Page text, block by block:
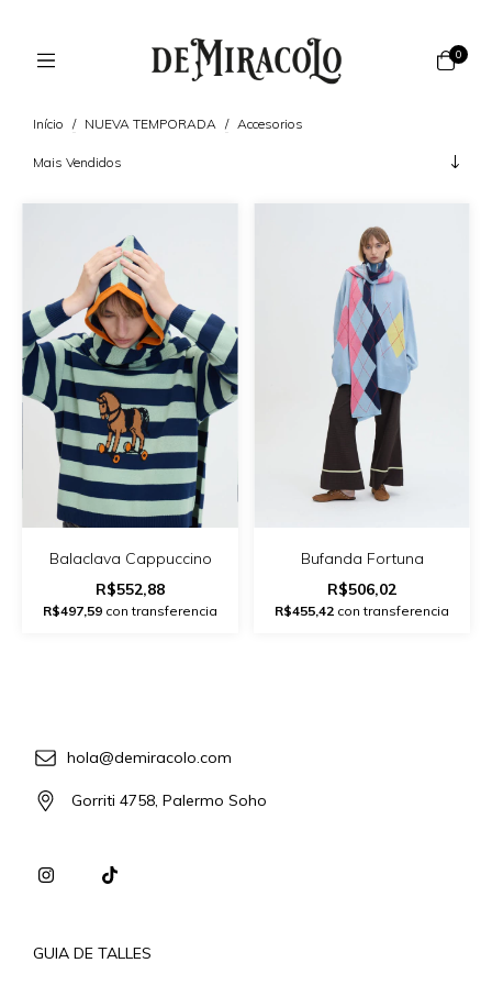
0
Início / NUEVA TEMPORADA / Accesorios
Balaclava Cappuccino
R$552,88
R$497,59 con transferencia
Bufanda Fortuna
R$506,02
R$455,42 con transferencia
hola@demiracolo.com
Gorriti 4758, Palermo Soho
GUIA DE TALLES